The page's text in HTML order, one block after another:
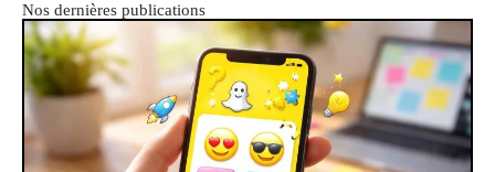
Nos dernières publications